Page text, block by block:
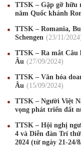
TTSK – Gặp gỡ hữu
năm Quốc khánh
TTSK – Romania,
Schengen
23/11 /2024
TTSK – Ra mắt Câu
Âu
27/09/2024
TTSK – Văn hóa
Âu
15/09/2024
TTSK – Người Việt
vọng phát triển đất
TTSK – Hội nghị
4 và Diễn đàn Trí
2024 (từ ngày 21-24/
Mừng Xuân Canh Tý
Mừng Xuân Kỷ Hợi
Chúc mừng Giáng
Mừng Xuân Bính Ngọ
Chúc mừng Giáng
Chúc mừng Giáng